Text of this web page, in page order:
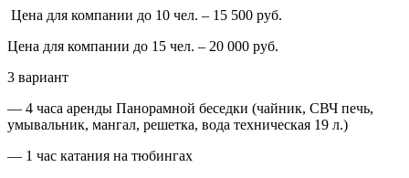
Цена для компании до 10 чел. – 15 500 руб.
Цена для компании до 15 чел. – 20 000 руб.
3 вариант
— 4 часа аренды Панорамной беседки (чайник, СВЧ печь,
умывальник, мангал, решетка, вода техническая 19 л.)
— 1 час катания на тюбингах